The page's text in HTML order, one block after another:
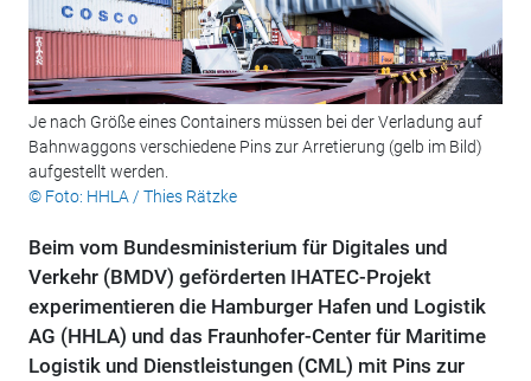
Je nach Größe eines Containers müssen bei der Verladung auf
Bahnwaggons verschiedene Pins zur Arretierung (gelb im Bild)
aufgestellt werden.
© Foto: HHLA / Thies Rätzke
Beim vom Bundesministerium für Digitales und
Verkehr (BMDV) geförderten IHATEC-Projekt
experimentieren die Hamburger Hafen und Logistik
AG (HHLA) und das Fraunhofer-Center für Maritime
Logistik und Dienstleistungen (CML) mit Pins zur